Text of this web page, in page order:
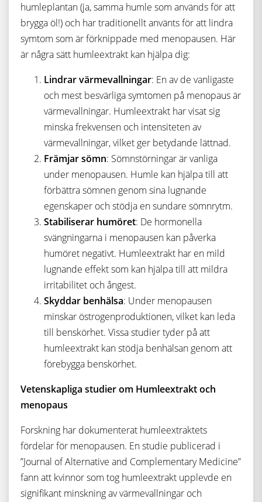
humleplantan (ja, samma humle som används för att
brygga öl!) och har traditionellt använts för att lindra
symtom som är förknippade med menopausen. Här
är några sätt humleextrakt kan hjälpa dig:
Lindrar värmevallningar: En av de vanligaste
och mest besvärliga symtomen på menopaus är
värmevallningar. Humleextrakt har visat sig
minska frekvensen och intensiteten av
värmevallningar, vilket ger betydande lättnad.
Främjar sömn: Sömnstörningar är vanliga
under menopausen. Humle kan hjälpa till att
förbättra sömnen genom sina lugnande
egenskaper och stödja en sundare sömnrytm.
Stabiliserar humöret: De hormonella
svängningarna i menopausen kan påverka
humöret negativt. Humleextrakt har en mild
lugnande effekt som kan hjälpa till att mildra
irritabilitet och ångest.
Skyddar benhälsa: Under menopausen
minskar östrogenproduktionen, vilket kan leda
till benskörhet. Vissa studier tyder på att
humleextrakt kan stödja benhälsan genom att
förebygga benskörhet.
Vetenskapliga studier om Humleextrakt och
menopaus
Forskning har dokumenterat humleextraktets
fördelar för menopausen. En studie publicerad i
”Journal of Alternative and Complementary Medicine”
fann att kvinnor som tog humleextrakt upplevde en
signifikant minskning av värmevallningar och